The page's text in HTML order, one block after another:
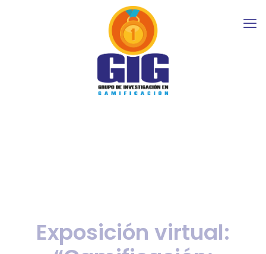
Exposición virtual: